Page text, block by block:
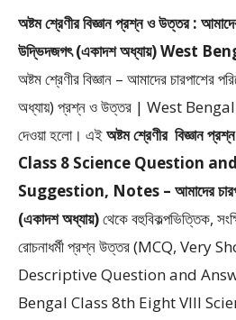
অষ্টম শ্রেণীর বিজ্ঞান প্রশ্ন ও উত্তর :
উদ্ভিদজগৎ (একাদশ অধ্যায়) West
অষ্টম শ্রেণীর বিজ্ঞান – আমাদের চারপাশের
অধ্যায়) প্রশ্ন ও উত্তর | West
দেওয়া হলো। এইঅষ্টম শ্রেণীর বিজ্ঞান
Class 8 Science Question
Suggestion, Notes – আমাদের
(একাদশ অধ্যায়)থেকেবহুবিকল্পভিত্তিক,
রোচনাধর্মী প্রশ্ন উত্তর (MCQ, Very
Descriptive Question and
Bengal Class 8th Eight VIII